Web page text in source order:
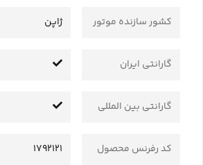
کشور سازنده موتور ژاپن
گارانتی ایران
گارانتی بین المللی
کد رفرنس محصول 1792121